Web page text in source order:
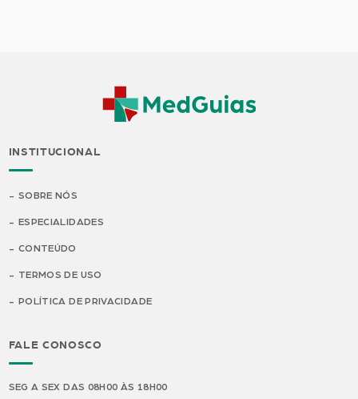
INSTITUCIONAL
SOBRE NÓS
ESPECIALIDADES
CONTEÚDO
TERMOS DE USO
POLÍTICA DE PRIVACIDADE
FALE CONOSCO
SEG A SEX DAS 08H00 ÀS 18H00